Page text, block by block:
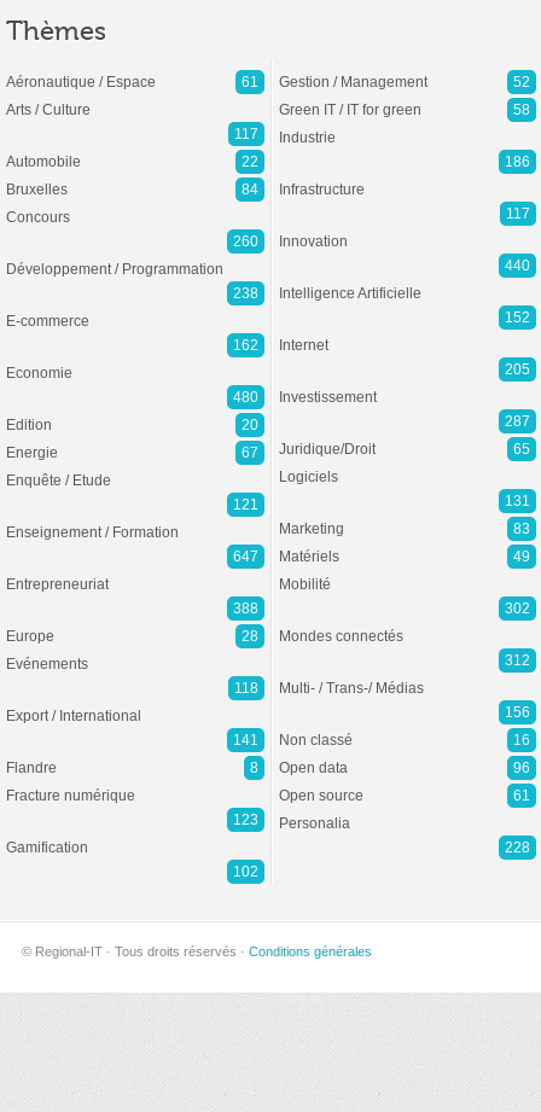
Thèmes
Aéronautique / Espace
61
Arts / Culture
117
Automobile
22
Bruxelles
84
Concours
260
Développement / Programmation
238
E-commerce
162
Economie
480
Edition
20
Energie
67
Enquête / Etude
121
Enseignement / Formation
647
Entrepreneuriat
388
Europe
28
Evénements
118
Export / International
141
Flandre
8
Fracture numérique
123
Gamification
102
Gestion / Management
52
Green IT / IT for green
58
Industrie
186
Infrastructure
117
Innovation
440
Intelligence Artificielle
152
Internet
205
Investissement
287
Juridique/Droit
65
Logiciels
131
Marketing
83
Matériels
49
Mobilité
302
Mondes connectés
312
Multi- / Trans-/ Médias
156
Non classé
16
Open data
96
Open source
61
Personalia
228
© Regional-IT · Tous droits réservés · Conditions générales